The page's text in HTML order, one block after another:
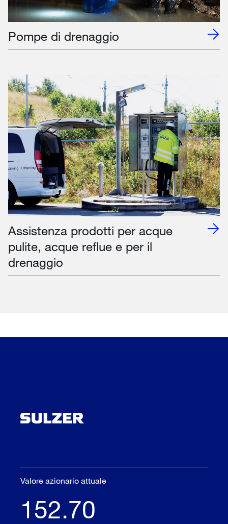
Pompe di drenaggio
Assistenza prodotti per acque
pulite, acque reflue e per il
drenaggio
Valore azionario attuale
152.70